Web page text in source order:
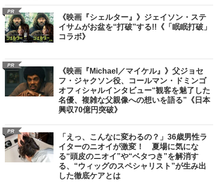
PR
《映画『シェルター』》ジェイソン・ステ
イサムがお盆を“打破”する!!《「眠眠打破」
コラボ》
PR
《映画『Michael／マイケル』》父ジョセ
フ・ジャクソン役、コールマン・ドミンゴ
オフィシャルインタビュー“観客を魅了した
名優、複雑な父親像への想いを語る”《日本
興収70億円突破》
PR
「えっ、こんなに変わるの？」36歳男性ラ
イターのニオイが激変！ 夏場に気にな
る“頭皮のニオイ”や“ベタつき”を解消す
る、“ウィッグのスペシャリスト”が生み出
した徹底ケアとは